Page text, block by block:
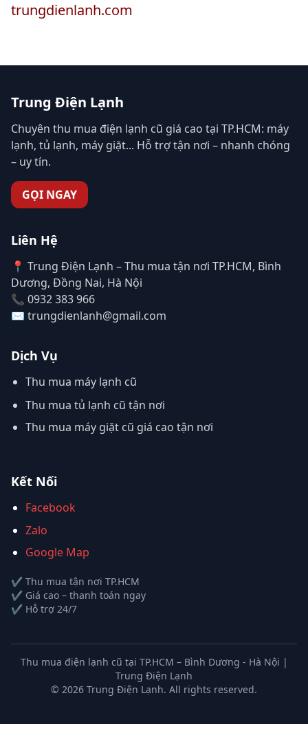
trungdienlanh.com
Trung Điện Lạnh
Chuyên thu mua điện lạnh cũ giá cao tại TP.HCM: máy
lạnh, tủ lạnh, máy giặt... Hỗ trợ tận nơi – nhanh chóng
– uy tín.
GỌI NGAY
Liên Hệ
📍 Trung Điện Lạnh – Thu mua tận nơi TP.HCM, Bình
Dương, Đồng Nai, Hà Nội
📞 0932 383 966
✉️ trungdienlanh@gmail.com
Dịch Vụ
Thu mua máy lạnh cũ
Thu mua tủ lạnh cũ tận nơi
Thu mua máy giặt cũ giá cao tận nơi
Kết Nối
Facebook
Zalo
Google Map
✔ Thu mua tận nơi TP.HCM
✔ Giá cao – thanh toán ngay
✔ Hỗ trợ 24/7
Thu mua điện lạnh cũ tại TP.HCM – Bình Dương - Hà Nội |
Trung Điện Lạnh
© 2026 Trung Điện Lạnh. All rights reserved.